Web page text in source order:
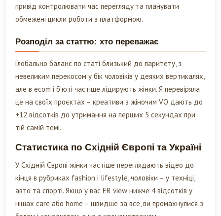
привід контролювати час перегляду та планувати
обмежені цикли роботи з платформою.
Розподіл за статтю: хто переважає
Глобально баланс по статі близький до паритету, з
невеликим перекосом у бік чоловіків у деяких вертикалях,
але в ecom і б’юті частіше лідирують жінки. Я перевіряла
це на своїх проєктах – креативи з жіночим VO дають до
+12 відсотків до утримання на перших 5 секундах при
тій самій темі.
Статистика по Східній Європі та Україні
У Східній Європі жінки частіше переглядають відео до
кінця в рубриках fashion і lifestyle, чоловіки – у техніці,
авто та спорті. Якщо у вас ER view нижче 4 відсотків у
нішах care або home – швидше за все, ви промахнулися з